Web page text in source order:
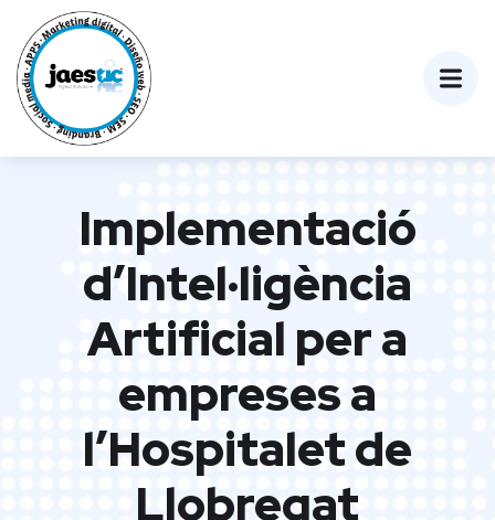
Implementació
d’Intel·ligència
Artificial per a
empreses a
l’Hospitalet de
Llobregat